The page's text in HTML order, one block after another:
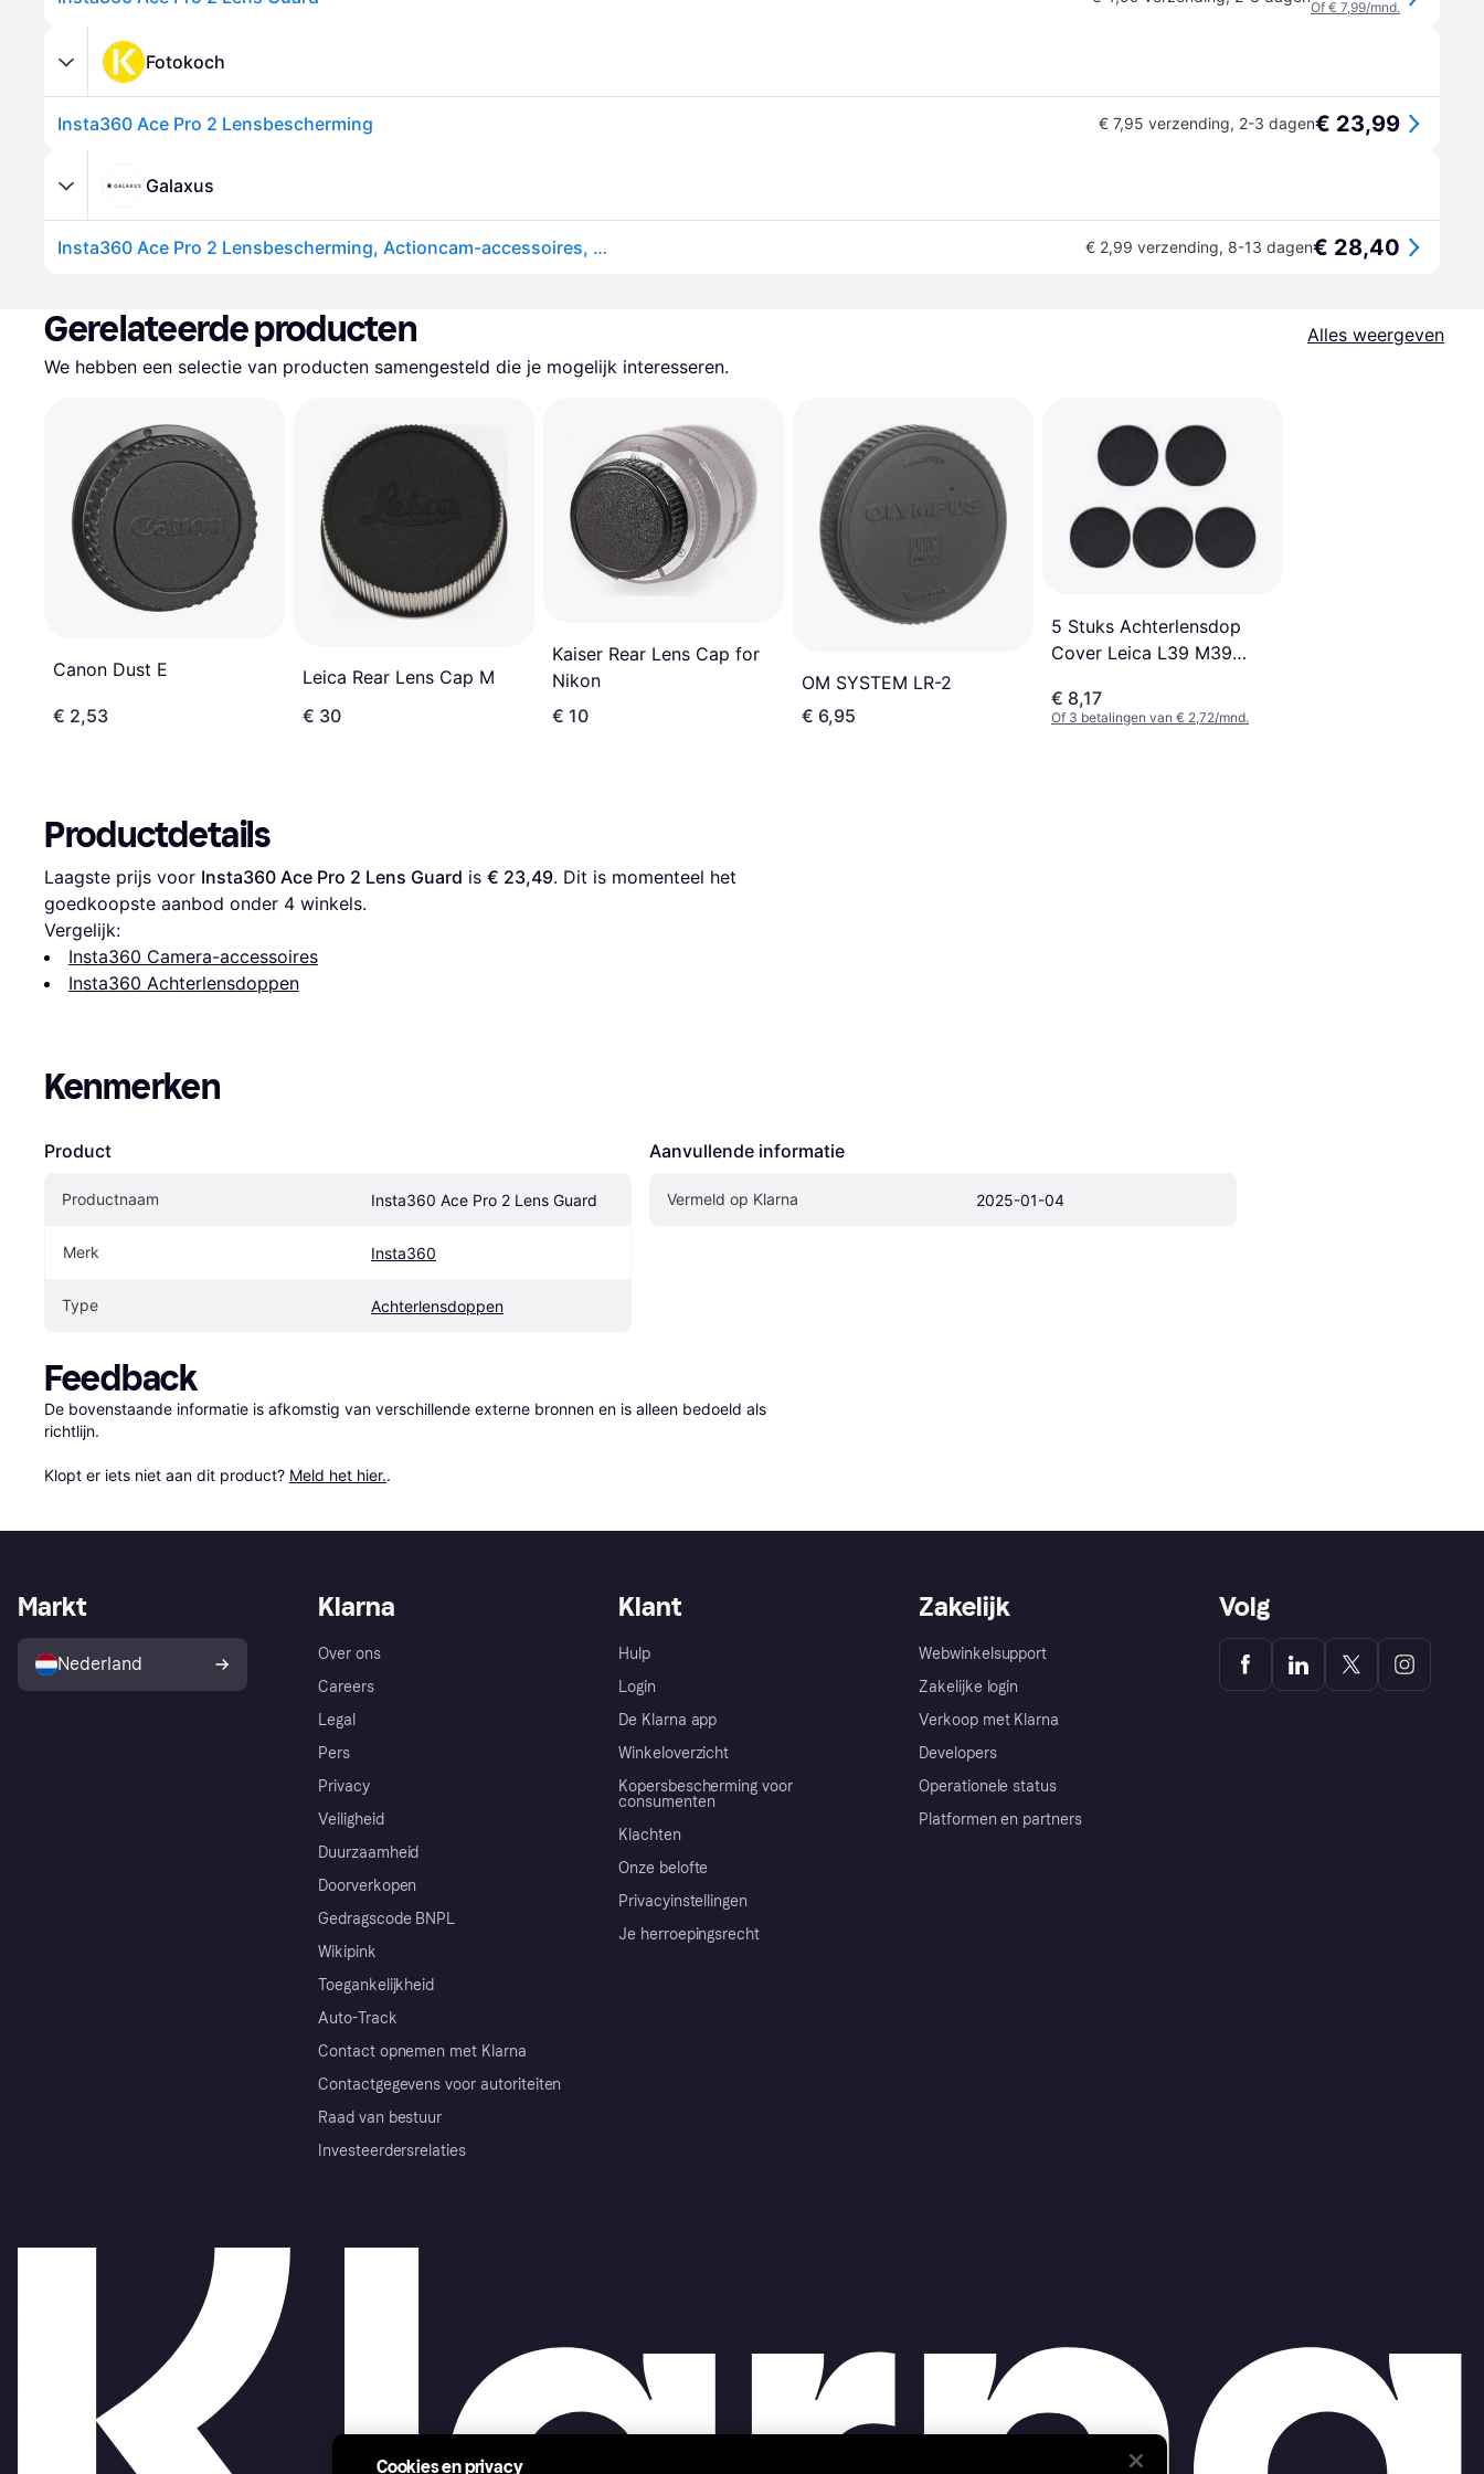
Of € 7,99/mnd.
Fotokoch
Insta360 Ace Pro 2 Lensbescherming € 7,95 verzending, 2-3 dagen€ 23,99
Galaxus
Insta360 Ace Pro 2 Lensbescherming, Actioncam-accessoires, Rood, Transparant, Zwart € 2,99 verzending, 8-13 dagen€ 28,40
Gerelateerde producten
Alles weergeven
We hebben een selectie van producten samengesteld die je mogelijk interesseren.
Canon Dust E
€ 2,53
Leica Rear Lens Cap M
€ 30
Kaiser Rear Lens Cap for
Nikon
€ 10
OM SYSTEM LR-2
€ 6,95
5 Stuks Achterlensdop
Cover Leica L39 M39
€ 8,17
Of 3 betalingen van € 2,72/mnd.
Productdetails
Laagste prijs voor Insta360 Ace Pro 2 Lens Guard is € 23,49. Dit is momenteel het
goedkoopste aanbod onder 4 winkels.
Vergelijk:
Insta360 Camera-accessoires
Insta360 Achterlensdoppen
Kenmerken
Product
Productnaam Insta360 Ace Pro 2 Lens Guard
Merk Insta360
Type Achterlensdoppen
Aanvullende informatie
Vermeld op Klarna 2025-01-04
Feedback
De bovenstaande informatie is afkomstig van verschillende externe bronnen en is alleen bedoeld als
richtlijn.
Klopt er iets niet aan dit product? Meld het hier..
Klarna
Over ons
Careers
Legal
Pers
Privacy
Veiligheid
Duurzaamheid
Doorverkopen
Gedragscode BNPL
Wikipink
Toegankelijkheid
Auto-Track
Contact opnemen met Klarna
Contactgegevens voor autoriteiten
Raad van bestuur
Investeerdersrelaties
Klant
Hulp
Login
De Klarna app
Winkeloverzicht
Kopersbescherming voor
consumenten
Klachten
Onze belofte
Privacyinstellingen
Je herroepingsrecht
Zakelijk
Webwinkelsupport
Zakelijke login
Verkoop met Klarna
Developers
Operationele status
Platformen en partners
Markt
Nederland
Volg
Cookies en privacy